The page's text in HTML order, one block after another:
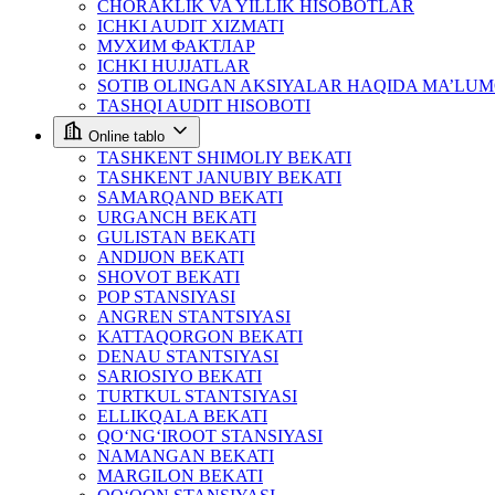
CHORAKLIK VA YILLIK HISOBOTLAR
ICHKI AUDIT XIZMATI
МУХИМ ФАКТЛАР
ICHKI HUJJATLAR
SOTIB OLINGAN AKSIYALAR HAQIDA
TASHQI AUDIT HISOBOTI
Online tablo
TASHKENT SHIMOLIY BEKATI
TASHKENT JANUBIY BEKATI
SAMARQAND BEKATI
URGANCH BEKATI
GULISTAN BEKATI
ANDIJON BEKATI
SHOVOT BEKATI
POP STANSIYASI
ANGREN STANTSIYASI
KATTAQORGON BEKATI
DENAU STANTSIYASI
SARIOSIYO BEKATI
TURTKUL STANTSIYASI
ELLIKQALA BEKATI
QO‘NG‘IROOT STANSIYASI
NAMANGAN BEKATI
MARGILON BEKATI